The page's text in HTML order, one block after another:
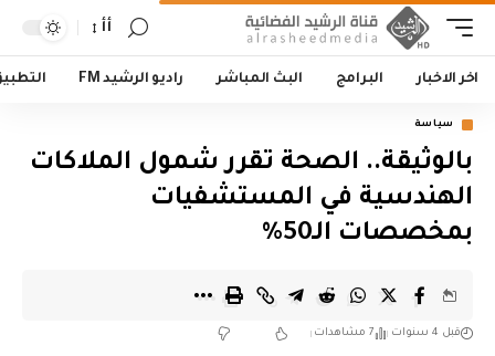
أأ
اخر الاخبار البرامج البث المباشر راديو الرشيد FM
سياسة
بالوثيقة.. الصحة تقرر شمول الملاكات
الهندسية في المستشفيات
بمخصصات الـ50%
قبل 4 سنوات 7 مشاهدات